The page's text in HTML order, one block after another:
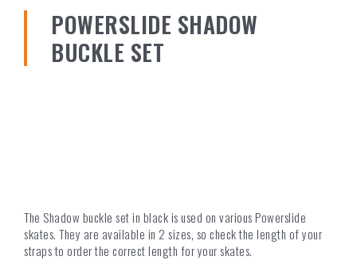
POWERSLIDE SHADOW
BUCKLE SET
The Shadow buckle set in black is used on various Powerslide
skates. They are available in 2 sizes, so check the length of your
straps to order the correct length for your skates.